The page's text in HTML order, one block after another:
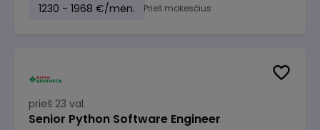
1230 - 1968 €/mėn. Prieš mokesčius
prieš 23 val.
Senior Python Software Engineer